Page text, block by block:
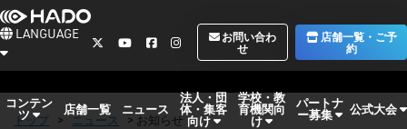
LANGUAGE
お問い合わ
せ
店舗一覧・ご予
約
コンテン
ツ 店舗一覧 ニュース
法人・団
体・集客
向け
学校・教
育機関向
け
パートナ
ー募集 公式大会
トップ > ニュース > お知らせ